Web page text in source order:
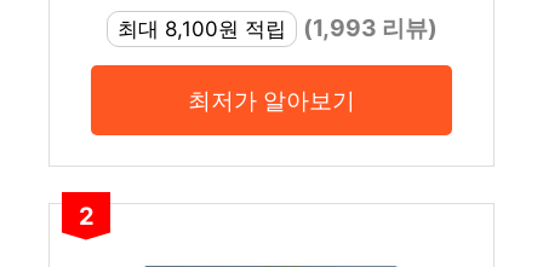
최대 8,100원 적립
(1,993 리뷰)
최저가 알아보기
2